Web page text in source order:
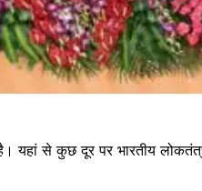
यहां से कुछ दूर पर भारतीय